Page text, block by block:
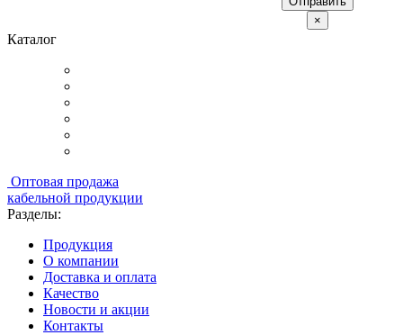
×
Каталог
Оптовая продажа
кабельной продукции
Разделы:
Продукция
О компании
Доставка и оплата
Качество
Новости и акции
Контакты